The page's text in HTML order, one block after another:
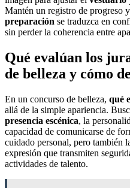
Mantén un registro de progreso
preparación se traduzca en
sin perder la coherencia entre
Qué evalúan los
de belleza y cómo
En un concurso de belleza, qué
allá de la simple apariencia.
presencia escénica, la
capacidad de comunicarse de
cuidado personal, pero también
expresión que transmiten
actividades de talento.